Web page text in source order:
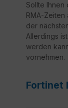
Sollte Ihnen
RMA-
der
Allerdings
werden
vornehmen.
Fortinet